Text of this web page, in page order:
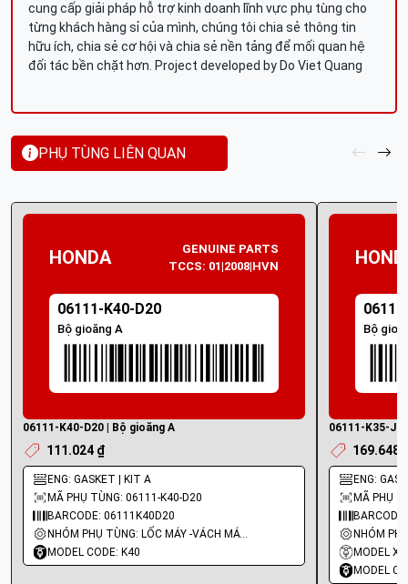
cung cấp giải pháp hỗ trợ kinh doanh lĩnh vực phụ tùng cho
từng khách hàng sỉ của mình, chúng tôi chia sẻ thông tin
hữu ích, chia sẻ cơ hội và chia sẻ nền tảng để mối quan hệ
đối tác bền chặt hơn. Project developed by Do Viet Quang
PHỤ TÙNG LIÊN QUAN
HONDA
GENUINE PARTS
TCCS: 01|2008|HVN
06111-K40-D20
Bộ gioăng A
06111-K40-D20 | Bộ gioăng A
111.024 ₫
ENG: GASKET | KIT A
MÃ PHỤ TÙNG: 06111-K40-D20
BARCODE: 06111K40D20
NHÓM PHỤ TÙNG: LỐC MÁY -VÁCH MÁY - GIOĂNG MÁY
MODEL CODE: K40
Bộ
06111-K35-
169.648
ENG:
MÃ PHỤ
MODEL
MODEL